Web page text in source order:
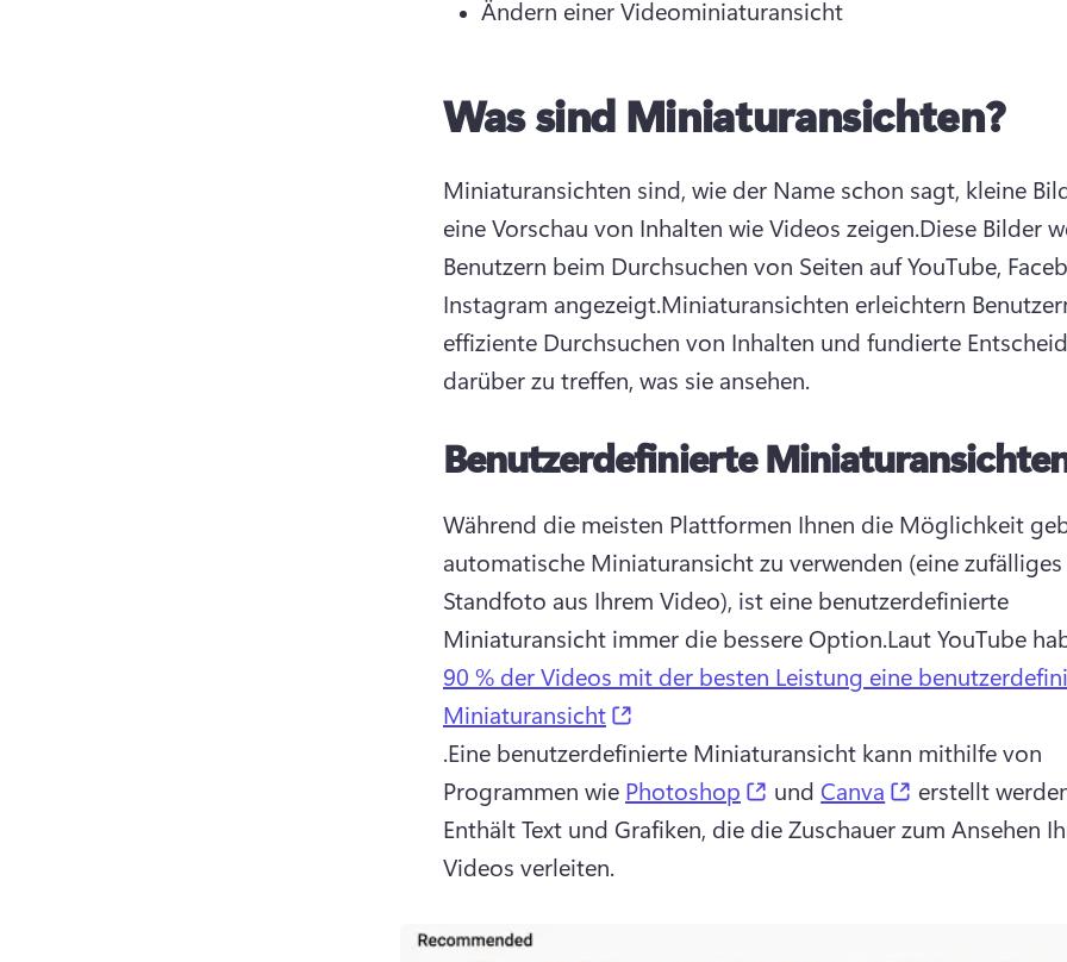
Ändern einer Videominiaturansicht
Was sind Miniaturansichten?
Miniaturansichten sind, wie der Name schon sagt, kleine
eine Vorschau von Inhalten wie Videos zeigen.Diese Bilder
Benutzern beim Durchsuchen von Seiten auf YouTube,
Instagram angezeigt.Miniaturansichten erleichtern
effiziente Durchsuchen von Inhalten und fundierte
darüber zu treffen, was sie ansehen.
Benutzerdefinierte
Während die meisten Plattformen Ihnen die Möglichkeit
automatische Miniaturansicht zu verwenden (eine zufälliges
Standfoto aus Ihrem Video), ist eine benutzerdefinierte
Miniaturansicht immer die bessere Option.Laut YouTube
90 % der Videos mit der besten Leistung eine
Miniaturansicht
.Eine benutzerdefinierte Miniaturansicht kann mithilfe von
Programmen wie Photoshop (opens in a new tab)
und Canva (opens in a
erstellt
Enthält Text und Grafiken, die die Zuschauer zum Ansehen
Videos verleiten.